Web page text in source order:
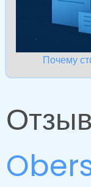
Почему